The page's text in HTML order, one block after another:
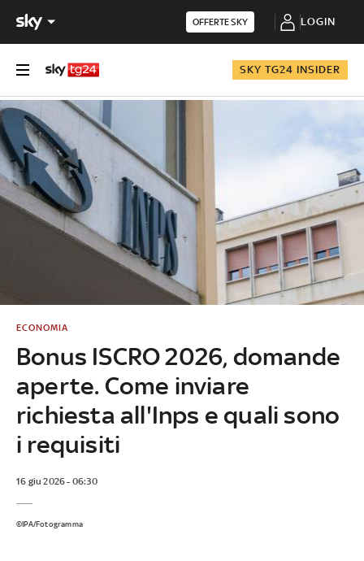
OFFERTE SKY LOGIN
SKY TG24 INSIDER
Bonus ISCRO 2026, domande
aperte. Come inviare
richiesta all'Inps e quali sono
i requisiti
ECONOMIA
16 giu 2026 - 06:30
©IPA/Fotogramma